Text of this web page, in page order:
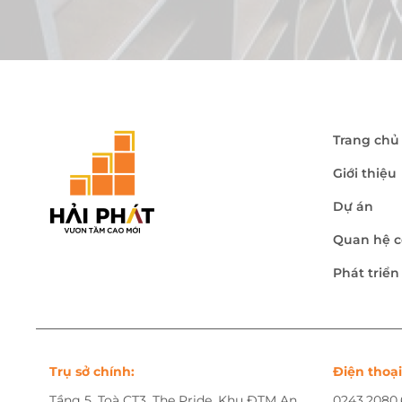
Trang chủ
Giới thiệu
Dự án
Quan hệ
Phát
Trụ sở chính:
Điện